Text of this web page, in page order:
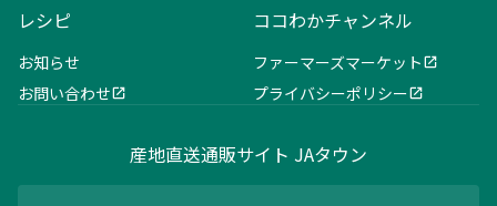
レシピ
ココわかチャンネル
お知らせ
ファーマーズマーケット
お問い合わせ
プライバシーポリシー
産地直送通販サイト JAタウン